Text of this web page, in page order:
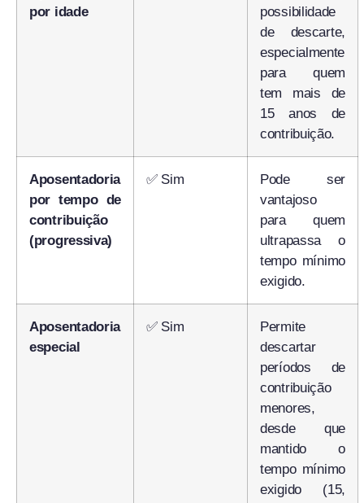
por idade
possibilidade
de descarte,
especialmente
para quem
tem mais de
15 anos de
contribuição.
Aposentadoria
por tempo de
contribuição
(progressiva)
✅ Sim
Pode ser
vantajoso
para quem
ultrapassa o
tempo mínimo
exigido.
Aposentadoria
especial
✅ Sim
Permite
descartar
períodos de
contribuição
menores,
desde que
mantido o
tempo mínimo
exigido (15,